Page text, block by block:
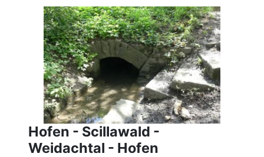
Hofen - Scillawald -
Weidachtal - Hofen